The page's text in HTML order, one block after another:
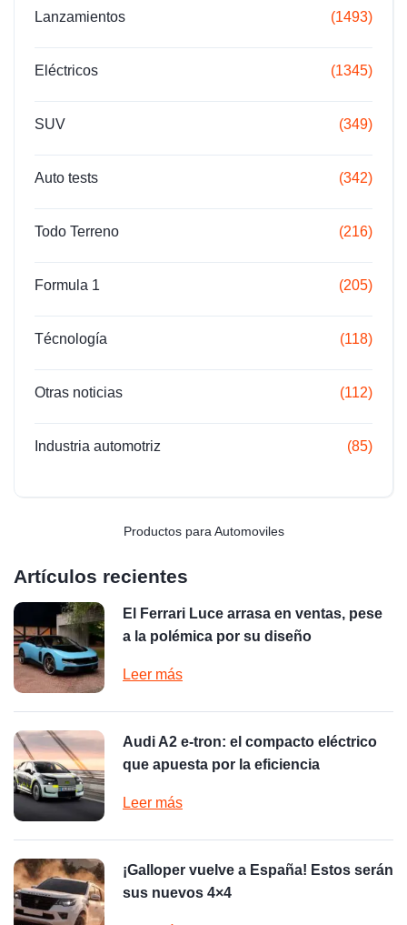
Lanzamientos (1493)
Eléctricos (1345)
SUV (349)
Auto tests (342)
Todo Terreno (216)
Formula 1 (205)
Técnología (118)
Otras noticias (112)
Industria automotriz (85)
Productos para Automoviles
Artículos recientes
El Ferrari Luce arrasa en ventas, pese
a la polémica por su diseño
Leer más
Audi A2 e-tron: el compacto eléctrico
que apuesta por la eficiencia
Leer más
¡Galloper vuelve a España! Estos serán
sus nuevos 4×4